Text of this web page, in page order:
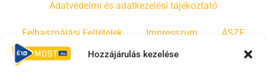
Hozzájárulás kezelése
Adatvédelmi és adatkezelési tájékoztató
Felhasználási Feltételek Impresszum ÁSZF
Irányelvek Moderálási szabályzat